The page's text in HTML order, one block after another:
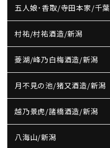
五人娘･香取/寺田本家/千葉
村祐/村祐酒造/新潟
菱湖/峰乃白梅酒造/新潟
月不見の池/猪又酒造/新潟
越乃景虎/諸橋酒造/新潟
八海山/新潟